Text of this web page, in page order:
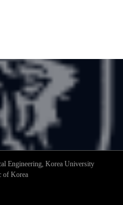
Engineering, Korea University
of Korea